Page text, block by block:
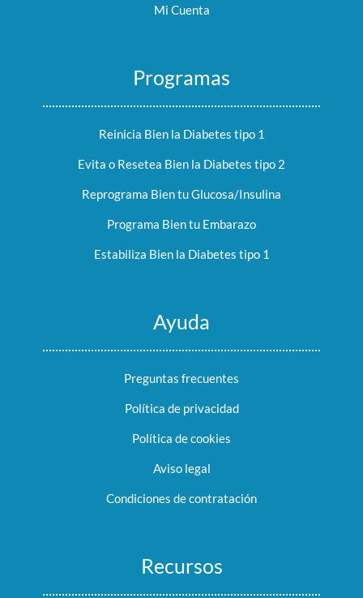
Mi Cuenta
Programas
Reinicia Bien la Diabetes tipo 1
Evita o Resetea Bien la Diabetes tipo 2
Reprograma Bien tu Glucosa/Insulina
Programa Bien tu Embarazo
Estabiliza Bien la Diabetes tipo 1
Ayuda
Preguntas frecuentes
Política de privacidad
Política de cookies
Aviso legal
Condiciones de contratación
Recursos